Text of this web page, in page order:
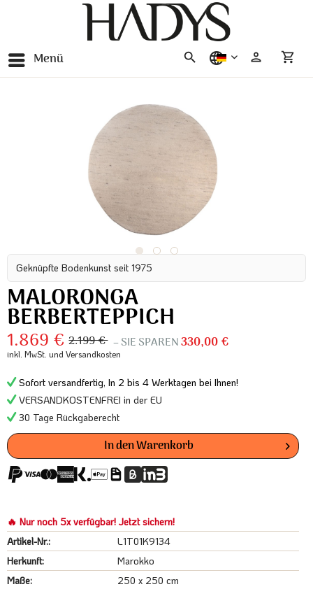
Menü deutsch
Geknüpfte Bodenkunst seit 1975
MALORONGA
BERBERTEPPICH
1.869 € 2.199 € – SIE SPAREN330,00 €
inkl. MwSt. und Versandkosten
Sofort versandfertig, In 2 bis 4 Werktagen bei Ihnen!
VERSANDKOSTENFREI in der EU
30 Tage Rückgaberecht
In denWarenkorb
🔥 Nur noch 5x verfügbar! Jetzt sichern!
Artikel-Nr.:
L1T01K9134
Herkunft:
Marokko
Maße:
250 x 250 cm